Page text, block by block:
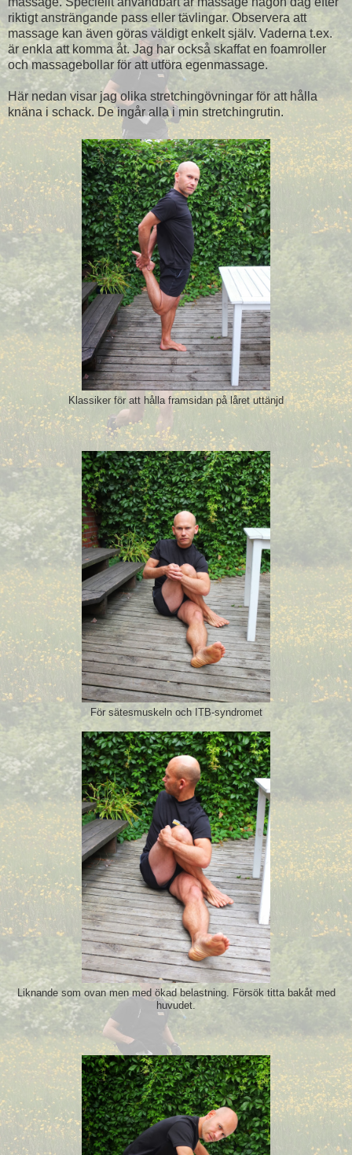
riktigt ansträngande pass eller tävlingar. Observera att
massage kan även göras väldigt enkelt själv. Vaderna t.ex.
är enkla att komma åt. Jag har också skaffat en foamroller
och massagebollar för att utföra egenmassage.
Här nedan visar jag olika stretchingövningar för att hålla
knäna i schack. De ingår alla i min stretchingrutin.
Klassiker för att hålla framsidan på låret uttänjd
För sätesmuskeln och ITB-syndromet
Liknande som ovan men med ökad belastning. Försök titta bakåt med
huvudet.